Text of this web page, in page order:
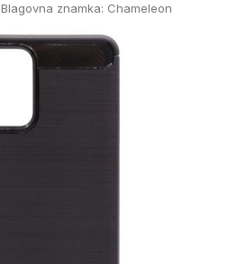
Blagovna znamka: Chameleon